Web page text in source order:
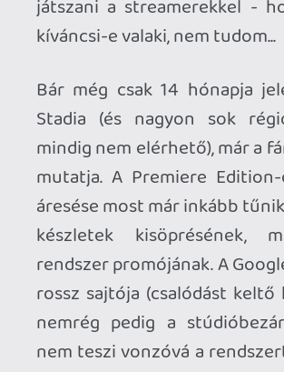
lettem ismét, az elmúlt pár napban egész
jó játékokat jelentettek be, és mintha a
kommunikációjuk is egy picit javult volna.
Invisible
Invisible 2021.02.16 21:13:01 #1vo61
Nem vitatom a reklám hiányát,
ugyanakkor úgy gondolom, hogy amit
kapsz 20 játék az azért nem túl erős.
plattformhoz kötve" dolog, de amíg nem
fut TV-ken az app, addig minimum kell egy
chromecast eszköz, plusz beruházol még
egy stadia kontrollerre. (CC Ultra ~30.000
+ stadia kontr. ~24.000).
Persze magamból indulok ki, mint
(legtöbbször) tudatos vásárló és tudom,